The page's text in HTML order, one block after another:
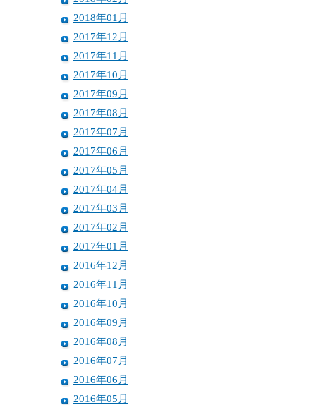
2018年01月
2017年12月
2017年11月
2017年10月
2017年09月
2017年08月
2017年07月
2017年06月
2017年05月
2017年04月
2017年03月
2017年02月
2017年01月
2016年12月
2016年11月
2016年10月
2016年09月
2016年08月
2016年07月
2016年06月
2016年05月